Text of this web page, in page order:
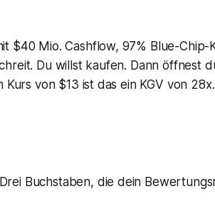
$40 Mio. Cashflow, 97% Blue-
Du willst kaufen. Dann öffnest
Kurs von $13 ist das ein KGV von
Buchstaben, die dein